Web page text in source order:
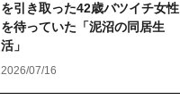
を引き取った42歳バツイチ女性
を待っていた「泥沼の同居生
活」
2026/07/16